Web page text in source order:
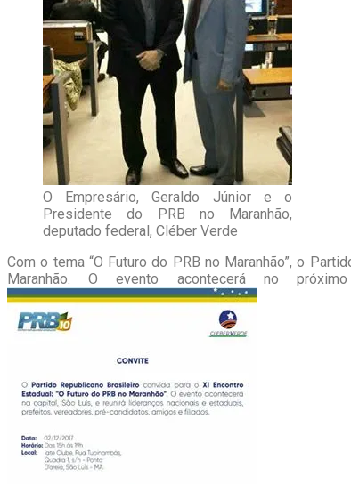
O Empresário, Geraldo Júnior e o
Presidente do PRB no Maranhão,
deputado federal, Cléber Verde
Com o tema “O Futuro do PRB no Maranhão”, o
Maranhão. O evento acontecerá no